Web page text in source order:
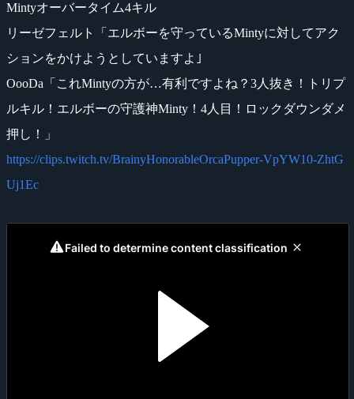
Mintyオーバータイム4キル
リーゼフェルト「エルボーを守っているMintyに対してアク
ションをかけようとしていますよ｣
OooDa「これMintyの方が…有利ですよね？3人抜き！トリプ
ルキル！エルボーの守護神Minty！4人目！ロックダウンダメ
押し！」
https://clips.twitch.tv/BrainyHonorableOrcaPupper-VpYW10-ZhtG
Uj1Ec